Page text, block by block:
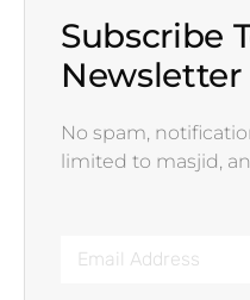
Subscribe
Newsletter
No spam,
limited to masjid,